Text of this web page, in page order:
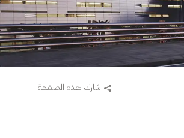
شارك هذه الصفحة